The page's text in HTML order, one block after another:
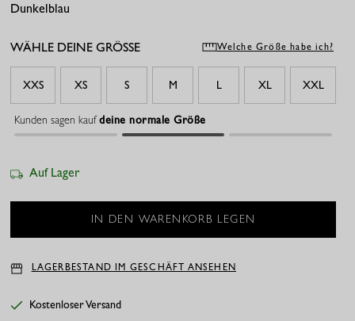
Dunkelblau
Espresso
WÄHLE DEINE GRÖSSE Welche Größe habe ich?
XXS XS S M L XL XXL
Kunden sagen kaufdeine normale Größe
Auf Lager
LAGERBESTAND IM GESCHÄFT ANSEHEN
Kostenloser Versand